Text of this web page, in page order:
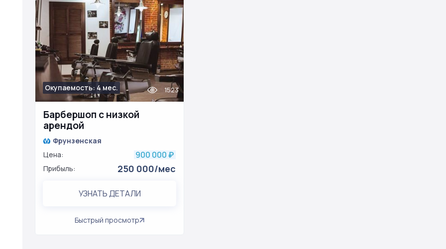
Барбершоп с низкой
арендой
Окупаемость: 4 мес. 1523
Фрунзенская
Цена:
900 000 ₽
Прибыль: 250 000/мес
УЗНАТЬ ДЕТАЛИ
Быстрый просмотр